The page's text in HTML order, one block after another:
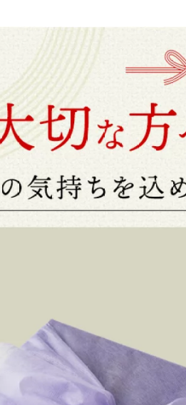
暮 お年賀 バレンタイン 甘くない ホ